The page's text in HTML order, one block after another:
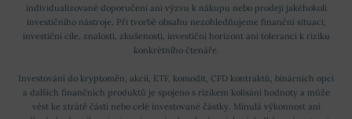
individualizované doporučení ani výzvu k nákupu nebo prodeji jakéhokoli
investičního nástroje. Při tvorbě obsahu nezohledňujeme finanční situaci,
investiční cíle, znalosti, zkušenosti, investiční horizont ani toleranci k riziku
konkrétního čtenáře.
Investování do kryptoměn, akcií, ETF, komodit, CFD kontraktů, binárních opcí
a dalších finančních produktů je spojeno s rizikem kolísání hodnoty a může
vést ke ztrátě části nebo celé investované částky. Minulá výkonnost ani